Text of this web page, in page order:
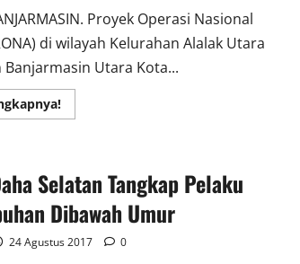
Proyek Operasi Nasional
di wilayah Kelurahan Alalak Utara
Banjarmasin Utara Kota...
Read
more
di
Banjarmasin
Terindikasi
PUNGLI
Selatan Tangkap Pelaku
Dibawah Umur
24 Agustus 2017 0